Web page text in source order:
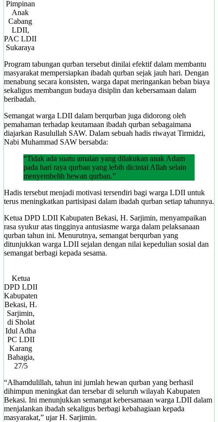
Pimpinan
Anak
Cabang
LDII,
PAC LDII
Sukaraya
Program tabungan qurban tersebut dinilai efektif dalam membantu
masyarakat mempersiapkan ibadah qurban sejak jauh hari. Dengan
menabung secara konsisten, warga dapat meringankan beban biaya
sekaligus membangun budaya disiplin dan kebersamaan dalam
beribadah.
Semangat warga LDII dalam berqurban juga didorong oleh
pemahaman terhadap keutamaan ibadah qurban sebagaimana
diajarkan Rasulullah SAW. Dalam sebuah hadis riwayat Tirmidzi,
Nabi Muhammad SAW bersabda:
“Tidak ada suatu amalan yang dilakukan anak Adam
pada hari raya qurban yang lebih dicintai Allah selain
menyembelih hewan qurban.”
Hadis tersebut menjadi motivasi tersendiri bagi warga LDII untuk
terus meningkatkan partisipasi dalam ibadah qurban setiap tahunnya.
Ketua DPD LDII Kabupaten Bekasi, H. Sarjimin, menyampaikan
rasa syukur atas tingginya antusiasme warga dalam pelaksanaan
qurban tahun ini. Menurutnya, semangat berqurban yang
ditunjukkan warga LDII sejalan dengan nilai kepedulian sosial dan
semangat berbagi kepada sesama.
Ketua
DPD LDII
Kabupaten
Bekasi, H.
Sarjimin,
di Sholat
Idul Adha
PC LDII
Karang
Bahagia,
27/5
“Alhamdulillah, tahun ini jumlah hewan qurban yang berhasil
dihimpun meningkat dan tersebar di seluruh wilayah Kabupaten
Bekasi. Ini menunjukkan semangat kebersamaan warga LDII dalam
menjalankan ibadah sekaligus berbagi kebahagiaan kepada
masyarakat,” ujar H. Sarjimin.